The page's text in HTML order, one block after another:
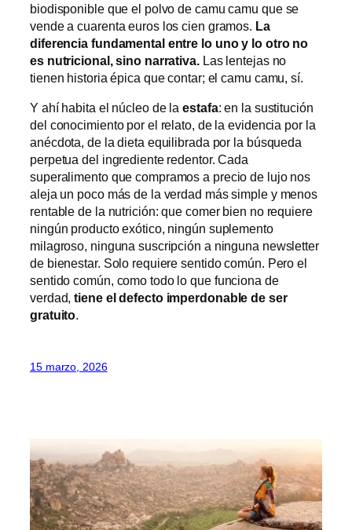
biodisponible que el polvo de camu camu que se
vende a cuarenta euros los cien gramos. La
diferencia fundamental entre lo uno y lo otro no
es nutricional, sino narrativa.Las lentejas no
tienen historia épica que contar; el camu camu, sí.
Y ahí habita el núcleo de laestafa: en la sustitución
del conocimiento por el relato, de la evidencia por la
anécdota, de la dieta equilibrada por la búsqueda
perpetua del ingrediente redentor. Cada
superalimento que compramos a precio de lujo nos
aleja un poco más de la verdad más simple y menos
rentable de la nutrición: que comer bien no requiere
ningún producto exótico, ningún suplemento
milagroso, ninguna suscripción a ninguna newsletter
de bienestar. Solo requiere sentido común. Pero el
sentido común, como todo lo que funciona de
verdad,tiene el defecto imperdonable de ser
gratuito.
15 marzo, 2026